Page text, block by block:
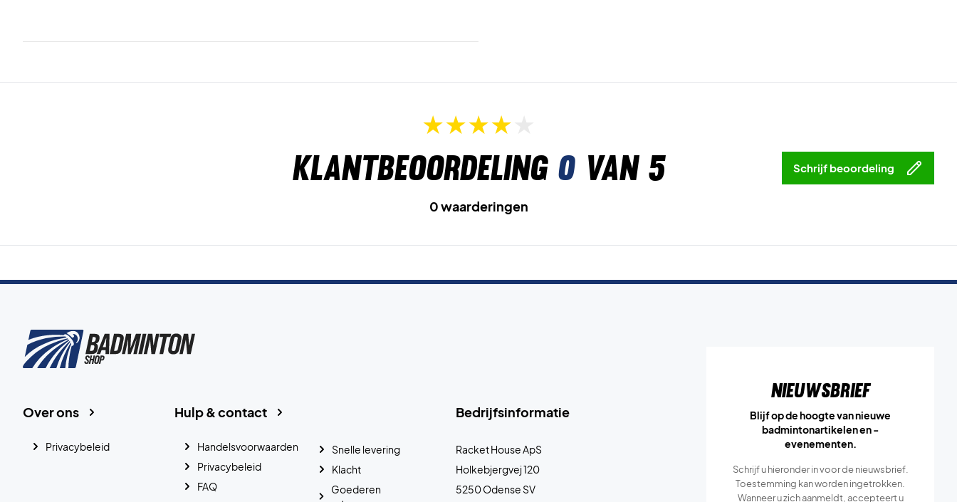
Klantbeoordeling 0van 5 Schrijf beoordeling
0 waarderingen
Bedrijfsinformatie
Racket House ApS
Holkebjergvej 120
5250 Odense SV
Hulp & contact
Handelsvoorwaarden
Privacybeleid
FAQ
Snelle levering
Klacht
Goederen
Over ons
Privacybeleid
Nieuwsbrief
Blijf op de hoogte van nieuwe
badmintonartikelen en -
evenementen.
Schrijf u hieronder in voor de nieuwsbrief.
Toestemming kan worden ingetrokken.
Wanneer u zich aanmeldt, accepteert u